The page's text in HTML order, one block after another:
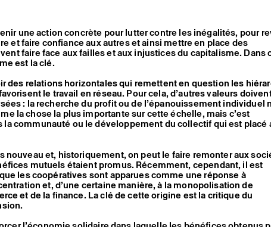
une action concrète pour lutter contre les inégalités, pour
et faire confiance aux autres et ainsi mettre en place des
faire face aux failles et aux injustices du capitalisme. Dans
est la clé.
des relations horizontales qui remettent en question les
le travail en réseau. Pour cela, d’autres valeurs
: la recherche du profit ou de l’épanouissement individuel
la chose la plus importante sur cette échelle, mais c’est
la communauté ou le développement du collectif qui est placé
nouveau et, historiquement, on peut le faire remonter aux
mutuels étaient promus. Récemment, cependant, il est
les coopératives sont apparues comme une réponse à
et, d’une certaine manière, à la monopolisation de
et de la finance. La clé de cette origine est la critique du